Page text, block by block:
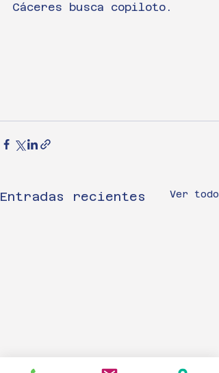
Cáceres busca copiloto.
Entradas recientes Ver todo